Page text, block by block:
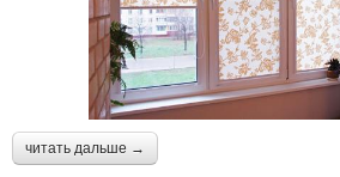
читать дальше →